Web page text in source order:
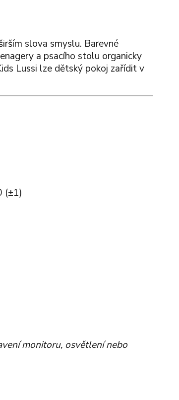
slova smyslu. Barevné
a psacího stolu organicky
Lussi lze dětský pokoj zařídit v
(±1)
monitoru, osvětlení nebo